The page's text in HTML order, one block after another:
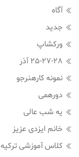
آگاه
جدید
ورکشاپ
25-27-28 آذر
نمونه کارهنرجو
دورهمی
یه شب عالی
خانم ایزدی عزیز
کلاس آموزشی ترکیه